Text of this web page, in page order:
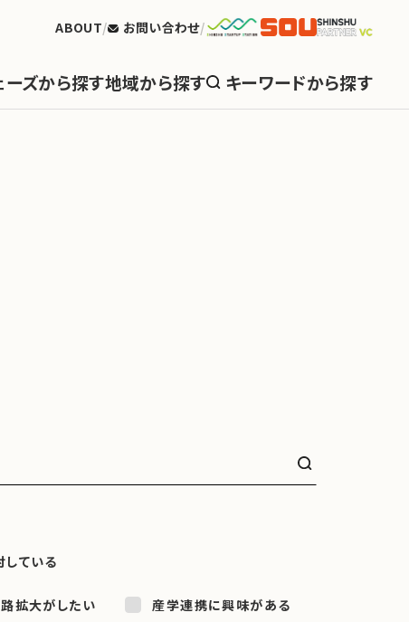
ABOUT お問い合わせ
ズから探す地域から探す キーワードから探す
している
拡大がしたい 産学連携に興味がある